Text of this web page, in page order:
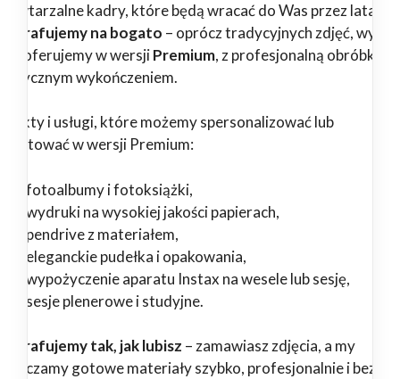
kadry, które będą wracać do Was przez lata.
na bogato – oprócz tradycyjnych zdjęć,
oferujemy w wersjiPremium, z profesjonalną obróbką i
wykończeniem.
i usługi, które możemy spersonalizować lub
w wersji Premium:
fotoalbumy i fotoksiążki,
wydruki na wysokiej jakości papierach,
pendrive z materiałem,
eleganckie pudełka i opakowania,
wypożyczenie aparatu Instax na wesele lub sesję,
sesje plenerowe i studyjne.
tak, jak lubisz – zamawiasz zdjęcia, a my
gotowe materiały szybko, profesjonalnie i bez